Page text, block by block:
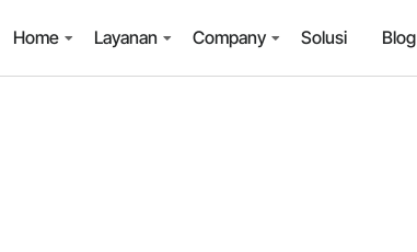
Home Layanan Company Solusi Blog